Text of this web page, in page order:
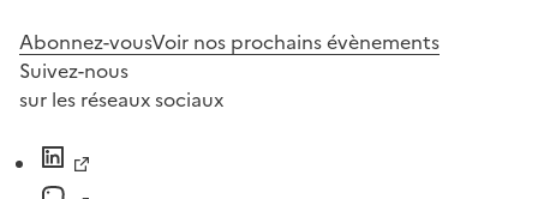
Abonnez-vousVoir nos prochains évènements
Suivez-nous
sur les réseaux sociaux